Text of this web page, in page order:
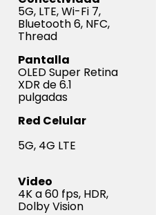
5G, LTE, Wi-Fi 7,
Bluetooth 6, NFC,
Thread
Pantalla
OLED Super Retina
XDR de 6.1
pulgadas
Red Celular
5G, 4G LTE
Video
4K a 60 fps, HDR,
Dolby Vision